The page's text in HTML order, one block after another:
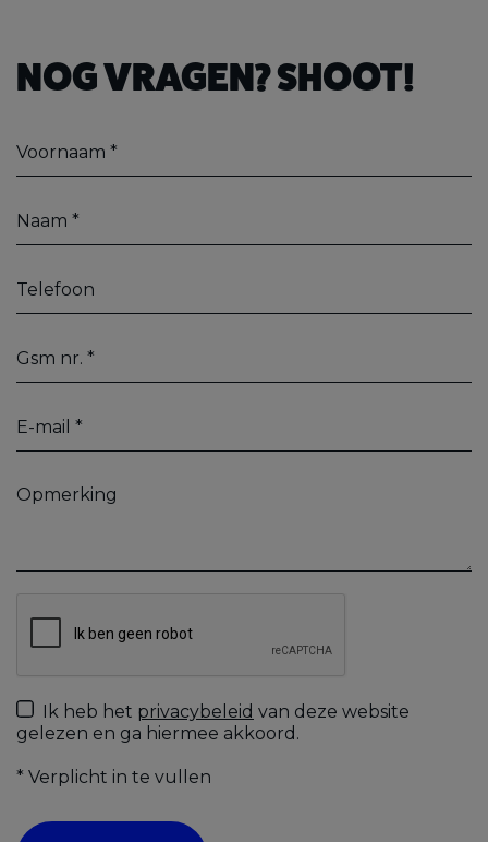
NOG VRAGEN? SHOOT!
Ik heb het privacybeleid van deze website
gelezen en ga hiermee akkoord.
* Verplicht in te vullen